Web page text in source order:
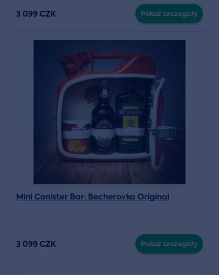
3 099 CZK Pokaż szczegóły
Mini Canister Bar: Becherovka Original
3 099 CZK Pokaż szczegóły